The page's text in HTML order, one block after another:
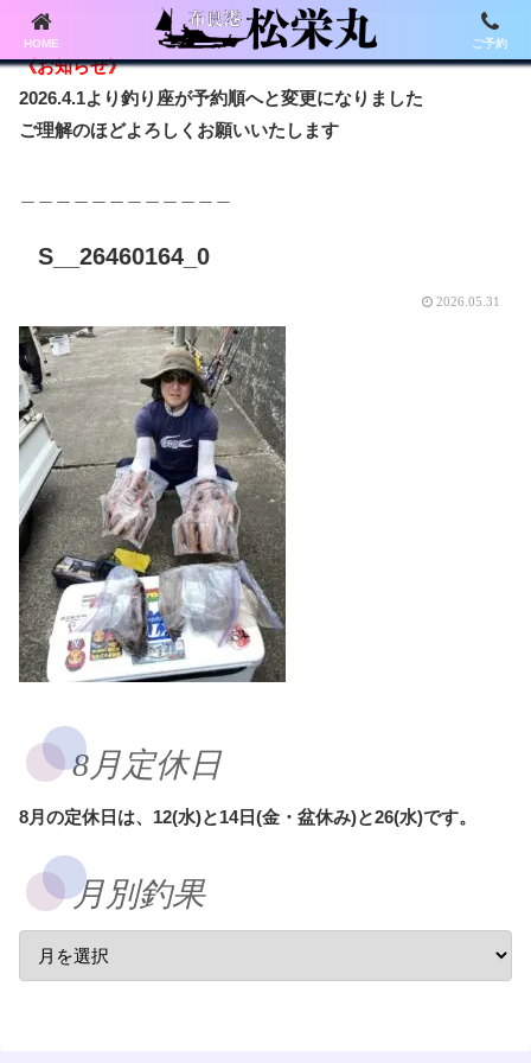
《お知らせ》
2026.4.1より釣り座が予約順へと変更になりました
ご理解のほどよろしくお願いいたします
S__26460164_0
2026.05.31
8月定休日
8月の定休日は、12(水)と14日(金・盆休み)と26(水)です。
月別釣果
HOME ご予約